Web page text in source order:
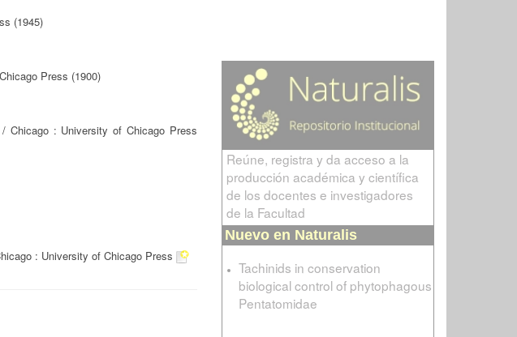
(1945)
Press (1900)
/ Chicago : University of Chicago Press
: University of Chicago Press
Reúne, registra y da acceso a la
producción académica y científica
de los docentes e investigadores
de la Facultad
Nuevo en Naturalis
Tachinids in conservation
biological control of phytophagous
Pentatomidae